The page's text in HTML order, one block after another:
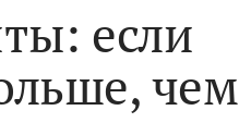
если
чем